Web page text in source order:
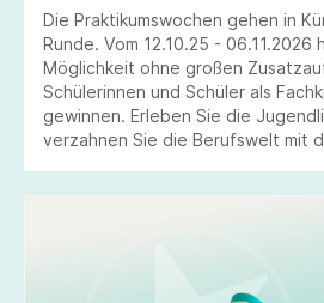
Die Praktikumswochen gehen in
Runde. Vom 12.10.25 - 06.11.2026
Möglichkeit ohne großen
Schülerinnen und Schüler als
gewinnen. Erleben Sie die
verzahnen Sie die Berufswelt mit